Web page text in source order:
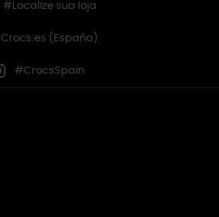
#Localize sua loja
Crocs.es (España)
#CrocsSpain